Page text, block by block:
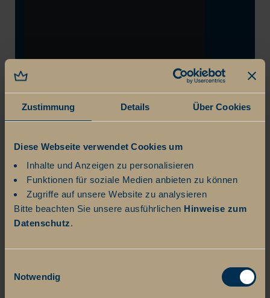
Zustimmung Details Über Cookies
Diese Webseite verwendet Cookies um
Inhalte und Anzeigen zu personalisieren
Funktionen für soziale Medien anbieten zu können
Zugriffe auf unsere Website zu analysieren
Bitte beachten Sie unsere ausführlichen Hinweise zum
Datenschutz.
Notwendig